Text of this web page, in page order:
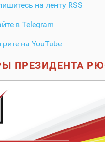
на ленту RSS
в Telegram
на YouTube
ПРЕЗИДЕНТА